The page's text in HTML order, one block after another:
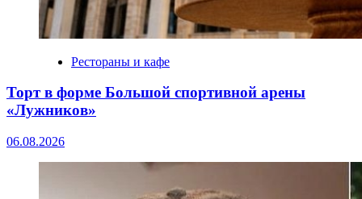
Рестораны и кафе
Торт в форме Большой спортивной арены
«Лужников»
06.08.2026